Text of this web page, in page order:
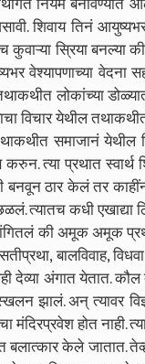
शिवाय तिनं
कुवाऱ्या स्रिया बनल्या
वेश्यापणाच्या वेदना
लोकांच्या
विचार येथील
समाजानं येथील
करुन. त्या प्रथात
बनवून ठार केलं तर
त्यातच कधी
की अमूक अमूक
बालविवाह, विधवा
देव्या अंगात येतात.
झालं. अन् त्यावर
होत नाही.
बलात्कार केले जातात.